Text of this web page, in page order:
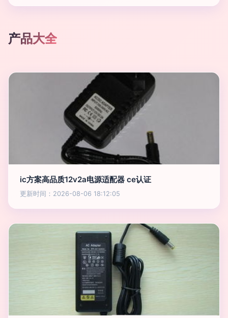
产品大全
ic方案高品质12v2a电源适配器 ce认证
更新时间：2026-08-06 18:12:05